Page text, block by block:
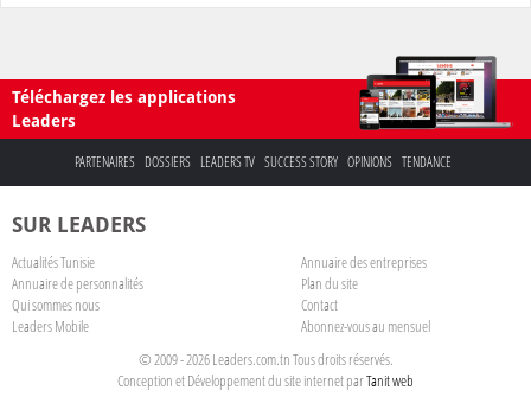
Téléchargez les applications
Leaders
PARTENAIRES DOSSIERS LEADERS TV SUCCESS STORY OPINIONS TENDANCE
SUR LEADERS
Actualités Tunisie
Annuaire des entreprises
Annuaire de personnalités
Plan du site
Qui sommes nous
Contact
Leaders Mobile
Abonnez-vous au mensuel
© 2009 - 2026 Leaders.com.tn Tous droits réservés.
Conception et Développement du site internet parTanit web